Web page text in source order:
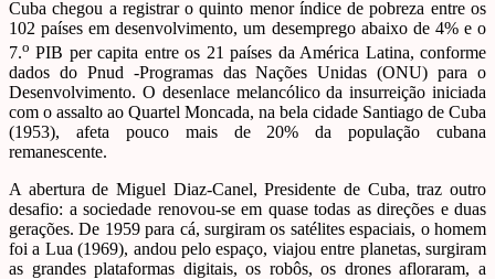
Cuba chegou a registrar o quinto menor índice de pobreza entre os
102 países em desenvolvimento, um desemprego abaixo de 4% e o
7.o PIB per capita entre os 21 países da América Latina, conforme
dados do Pnud -Programas das Nações Unidas (ONU) para o
Desenvolvimento. O desenlace melancólico da insurreição iniciada
com o assalto ao Quartel Moncada, na bela cidade Santiago de Cuba
(1953), afeta pouco mais de 20% da população cubana
remanescente.
A abertura de Miguel Diaz-Canel, Presidente de Cuba, traz outro
desafio: a sociedade renovou-se em quase todas as direções e duas
gerações. De 1959 para cá, surgiram os satélites espaciais, o homem
foi a Lua (1969), andou pelo espaço, viajou entre planetas, surgiram
as grandes plataformas digitais, os robôs, os drones afloraram, a